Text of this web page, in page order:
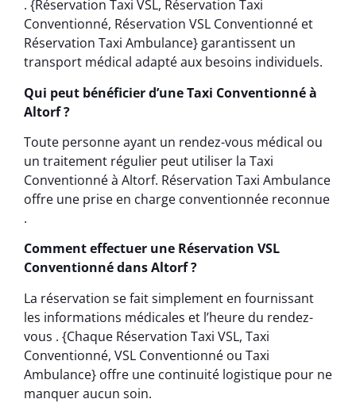
. {Réservation Taxi VSL, Réservation Taxi
Conventionné, Réservation VSL Conventionné et
Réservation Taxi Ambulance} garantissent un
transport médical adapté aux besoins individuels.
Qui peut bénéficier d’une Taxi Conventionné à
Altorf ?
Toute personne ayant un rendez-vous médical ou
un traitement régulier peut utiliser la Taxi
Conventionné à Altorf. Réservation Taxi Ambulance
offre une prise en charge conventionnée reconnue
.
Comment effectuer une Réservation VSL
Conventionné dans Altorf ?
La réservation se fait simplement en fournissant
les informations médicales et l’heure du rendez-
vous . {Chaque Réservation Taxi VSL, Taxi
Conventionné, VSL Conventionné ou Taxi
Ambulance} offre une continuité logistique pour ne
manquer aucun soin.